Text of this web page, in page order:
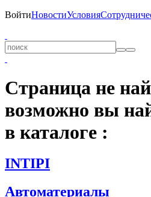
ВойтиНовостиУсловия
Страница не
возможно вы
в каталоге :
INTIPI
Автоматериалы